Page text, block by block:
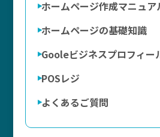
ホームページ作成マニュア
ホームページの基礎知識
Gooleビジネスプロフィー
POSレジ
よくあるご質問